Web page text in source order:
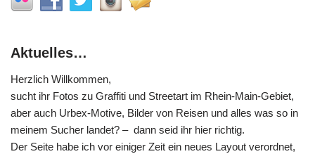
Aktuelles…
Herzlich Willkommen,
sucht ihr Fotos zu Graffiti und Streetart im Rhein-Main-Gebiet,
aber auch Urbex-Motive, Bilder von Reisen und alles was so in
meinem Sucher landet? – dann seid ihr hier richtig.
Der Seite habe ich vor einiger Zeit ein neues Layout verordnet,